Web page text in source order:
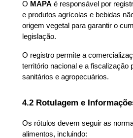
O MAPA é responsável por
e produtos agrícolas e bebidas
origem vegetal para garantir o
legislação.
O registro permite a
território nacional e a fiscalização
sanitários e agropecuários.
4.2 Rotulagem e
Os rótulos devem seguir as
alimentos, incluindo: